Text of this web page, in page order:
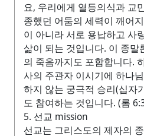
요, 우리에게 열등의식과 교
종했던 어둠의 세력이 깨어
이 아니라 서로 용납하고 사
삶이 되는 것입니다. 이 종말
의 죽음까지도 포함합니다.
사의 주관자 이시기에 하나
하지 않는 궁극적 승리(십자
도 참여하는 것입니다. (롬
5. 선교 mission
선교는 그리스도의 제자의